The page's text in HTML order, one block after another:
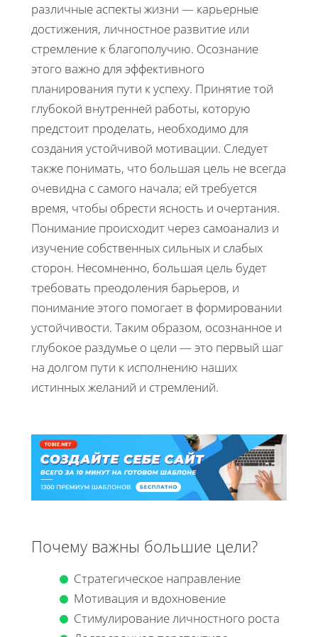
различные аспекты жизни — карьерные
достижения, личностное развитие или
стремление к благополучию. Осознание
этого важно для эффективного
планирования пути к успеху. Принятие той
глубокой внутренней работы, которую
предстоит проделать, необходимо для
создания устойчивой мотивации. Следует
также понимать, что большая цель не всегда
очевидна с самого начала; ей требуется
время, чтобы обрести ясность и очертания.
Понимание происходит через самоанализ и
изучение собственных сильных и слабых
сторон. Несомненно, большая цель будет
требовать преодоления барьеров, и
понимание этого помогает в формировании
устойчивости. Таким образом, осознанное и
глубокое раздумье о цели — это первый шаг
на долгом пути к исполнению наших
истинных желаний и стремлений.
Почему важны большие цели?
Стратегическое направление
Мотивация и вдохновение
Стимулирование личностного роста